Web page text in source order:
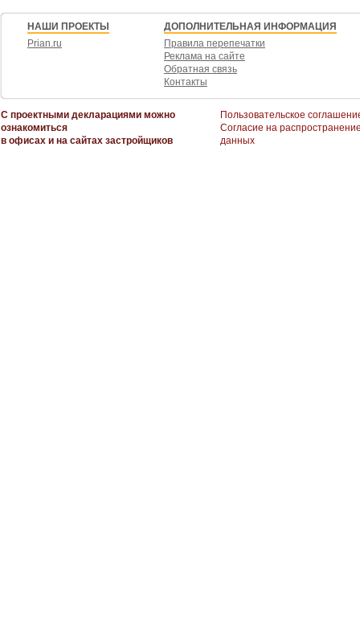
НАШИ ПРОЕКТЫ
Prian.ru
ДОПОЛНИТЕЛЬНАЯ ИНФОРМАЦИЯ
Правила перепечатки
Реклама на сайте
Обратная связь
Контакты
С проектными декларациями можно
ознакомиться
в офисах и на сайтах застройщиков
Пользовательское
Согласие на
данных